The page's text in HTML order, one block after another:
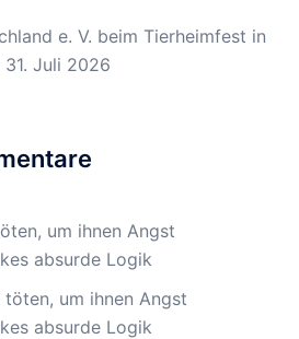
e. V. beim Tierheimfest in
31. Juli 2026
um ihnen Angst
absurde Logik
töten, um ihnen Angst
absurde Logik